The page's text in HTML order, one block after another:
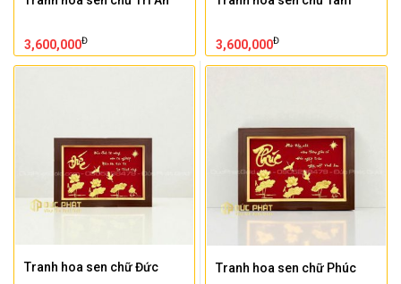
3,600,000Đ 3,600,000Đ
Tranh hoa sen chữ Đức Tranh hoa sen chữ Phúc